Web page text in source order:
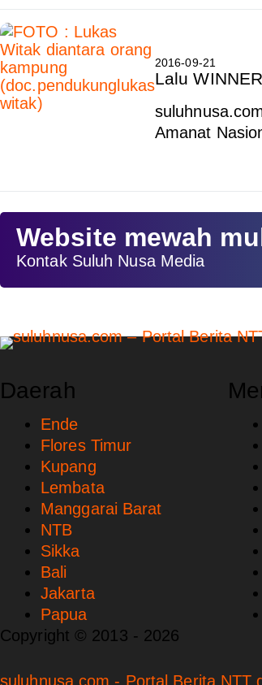
2016-09-21
Lalu
Amanat
Website mewah
Kontak Suluh Nusa Media
Daerah
Ende
Flores Timur
Kupang
Lembata
Manggarai Barat
NTB
Sikka
Bali
Jakarta
Papua
Copyright © 2013 - 2026
suluhnusa.com - Portal Berita NTT